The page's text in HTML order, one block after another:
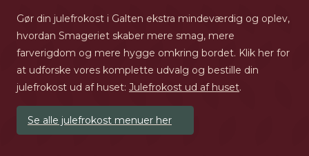
Gør din julefrokost i Galten ekstra mindeværdig og oplev,
hvordan Smageriet skaber mere smag, mere
farverigdom og mere hygge omkring bordet. Klik her for
at udforske vores komplette udvalg og bestille din
julefrokost ud af huset: Julefrokost ud af huset.
Se alle julefrokost menuer her